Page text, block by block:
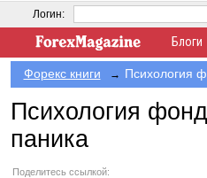
Логин:
Блоги
Форекс книги → Психология
Психология
паника
Поделитесь ссылкой: